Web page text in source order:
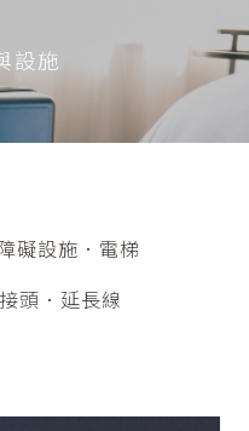
設施
礙設施．電梯
頭．延長線